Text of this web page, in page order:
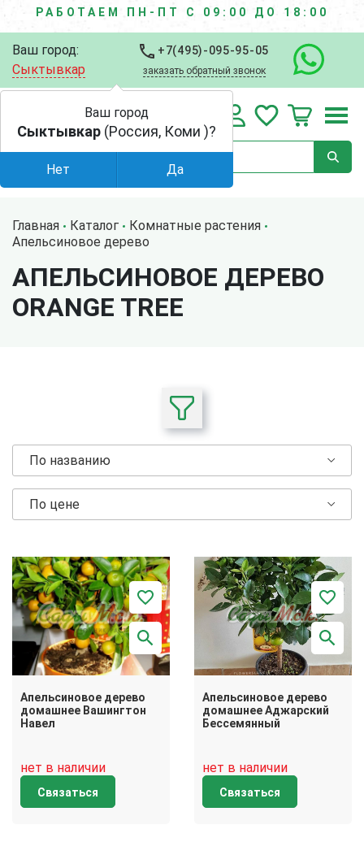
РАБОТАЕМ ПН-ПТ С 09:00 ДО 18:00
Ваш город:
Сыктывкар
+7(495)-095-95-05
заказать обратный звонок
Главная Каталог
Комнатные растения
Апельсиновое дерево
АПЕЛЬСИНОВОЕ ДЕРЕВО
ORANGE TREE
По названию
По цене
Апельсиновое дерево
домашнее Вашингтон
Навел
нет в наличии
Связаться
Апельсиновое дерево
домашнее Аджарский
Бессемянный
нет в наличии
Связаться
Ваш город
Сыктывкар (Россия, Коми )?
Нет Да